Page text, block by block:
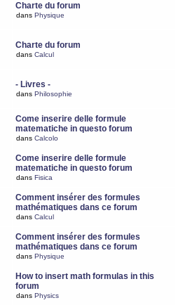
Charte du forum
dans Physique
Charte du forum
dans Calcul
- Livres -
dans Philosophie
Come inserire delle formule
matematiche in questo forum
dans Calcolo
Come inserire delle formule
matematiche in questo forum
dans Fisica
Comment insérer des formules
mathématiques dans ce forum
dans Calcul
Comment insérer des formules
mathématiques dans ce forum
dans Physique
How to insert math formulas in this
forum
dans Physics